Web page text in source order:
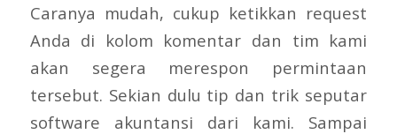
Caranya mudah, cukup ketikkan request
Anda di kolom komentar dan tim kami
akan segera merespon permintaan
tersebut. Sekian dulu tip dan trik seputar
software akuntansi dari kami. Sampai